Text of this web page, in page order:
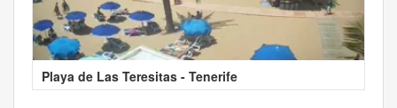
Playa de Las Teresitas - Tenerife